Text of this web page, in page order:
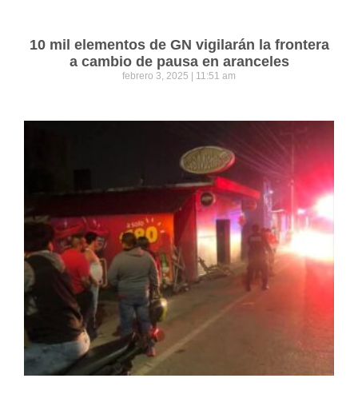
10 mil elementos de GN vigilarán la frontera
a cambio de pausa en aranceles
febrero 3, 2025 11:51 am